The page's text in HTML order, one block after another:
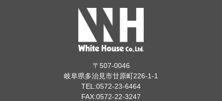
飛沫防止パネル 弊社オンラインショップよりご購入いただけ
飛沫防止パネル販売はじめました
〒507-0046
岐阜県多治見市廿原町226-1-1
TEL:0572-23-6464
FAX:0572-22-3247